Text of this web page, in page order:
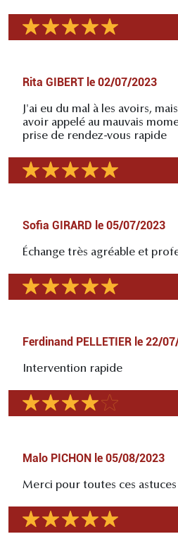
Rita GIBERT le 02/07/2023
J'ai eu du mal à les avoirs,
avoir appelé au mauvais
prise de rendez-vous rapide
Sofia GIRARD le 05/07/2023
Échange très agréable et
Ferdinand PELLETIER le 22/
Intervention rapide
Malo PICHON le 05/08/2023
Merci pour toutes ces